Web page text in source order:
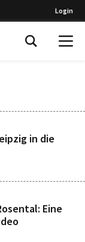
Login
in die
Eine